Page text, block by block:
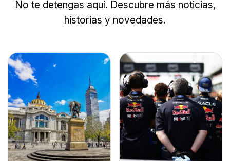
No te detengas aquí. Descubre más noticias,
historias y novedades.